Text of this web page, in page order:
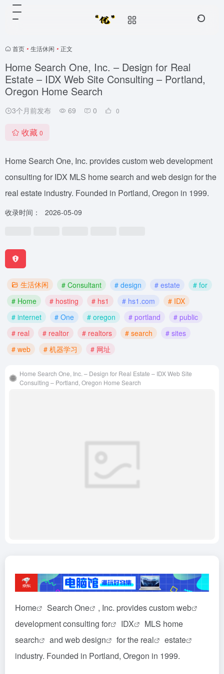
首页 • 生活休闲 • 正文
Home Search One, Inc. – Design for Real
Estate – IDX Web Site Consulting – Portland,
Oregon Home Search
3个月前发布 69 0 0
收藏 0
Home Search One, Inc. provides custom web development
consulting for IDX MLS home search and web design for the
real estate industry. Founded in Portland, Oregon in 1999.
收录时间： 2026-05-09
生活休闲 # Consultant # design # estate
# for
# Home
# hosting # hs1 # hs1.com
# IDX
# internet
# One # oregon # portland
# public
# real
# realtor # realtors # search
# sites
# web
# 机器学习 # 网址
Home Search One, Inc. – Design for Real Estate – IDX Web Site
Consulting – Portland, Oregon Home Search
Home Search One , Inc. provides customweb
development consulting for IDX
MLS home
search
and webdesign for the real
estate
industry. Founded in Portland, Oregon in 1999.